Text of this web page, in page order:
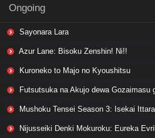
Ongoing
Sayonara Lara
Azur Lane: Bisoku Zenshin! Ni!!
Kuroneko to Majo no Kyoushitsu
Futsutsuka na Akujo dewa Gozaimasu ga: Suuguu Chouso
Mushoku Tensei Season 3: Isekai Ittara
Nijusseiki Denki Mokuroku: Eureka